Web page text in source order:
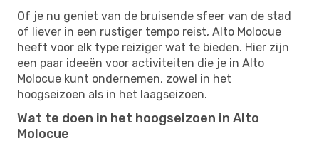
Of je nu geniet van de bruisende sfeer van de stad
of liever in een rustiger tempo reist, Alto Molocue
heeft voor elk type reiziger wat te bieden. Hier zijn
een paar ideeën voor activiteiten die je in Alto
Molocue kunt ondernemen, zowel in het
hoogseizoen als in het laagseizoen.
Wat te doen in het hoogseizoen in Alto
Molocue